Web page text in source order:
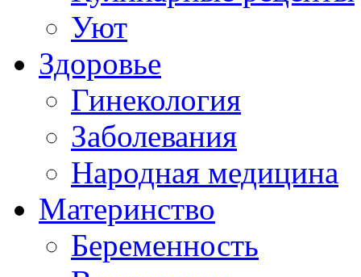
Уют
Здоровье
Гинекология
Заболевания
Народная медицина
Материнство
Беременность